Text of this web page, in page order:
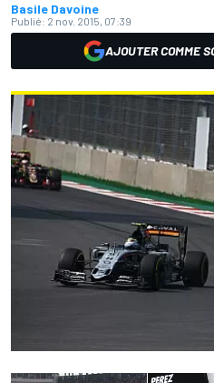
Basile Davoine
Publié: 2 nov. 2015, 07:39
AJOUTER COMME